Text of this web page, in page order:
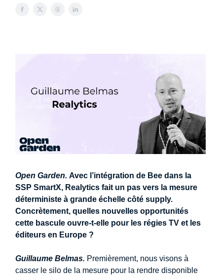
Open Garden. Avec l’intégration de Bee dans la
SSP SmartX, Realytics fait un pas vers la mesure
déterministe à grande échelle côté supply.
Concrètement, quelles nouvelles opportunités
cette bascule ouvre-t-elle pour les régies TV et les
éditeurs en Europe ?
Guillaume Belmas. Premièrement, nous visons à
casser le silo de la mesure pour la rendre disponible